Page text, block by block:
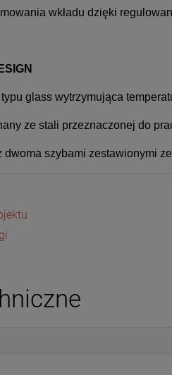
wkładu dzięki
glass wytrzymująca
ze stali przeznaczonej do
dwoma szybami zestawionymi